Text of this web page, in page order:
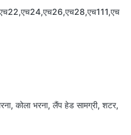
कोला भरना, लैंप हेड सामग्री, शटर,